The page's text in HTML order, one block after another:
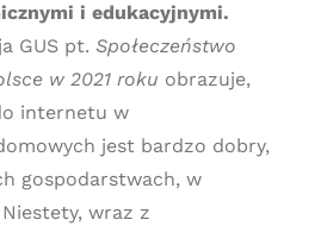
i edukacyjnymi.
GUS pt. Społeczeństwo
w 2021 roku obrazuje,
internetu w
jest bardzo dobry,
gospodarstwach, w
wraz z